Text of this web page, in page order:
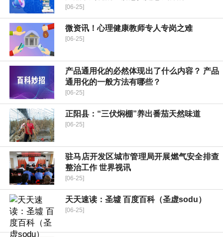
[06-25]
微资讯！心理健康教师专人专岗之难
[06-25]
产品通用化的必然体现出了什么内容？ 产品
通用化的一般方法有哪些？
[06-25]
​正阳县：“三伏焖棚”养出番茄天然味道
[06-25]
驻马店开发区城市管理局开展燃气安全排查
整治工作 世界视讯
[06-25]
天天速读：圣墟 百度百科（圣虚sodu）
[06-25]